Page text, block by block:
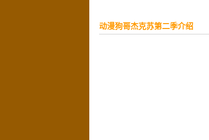
动漫狗哥杰克苏第二季介绍